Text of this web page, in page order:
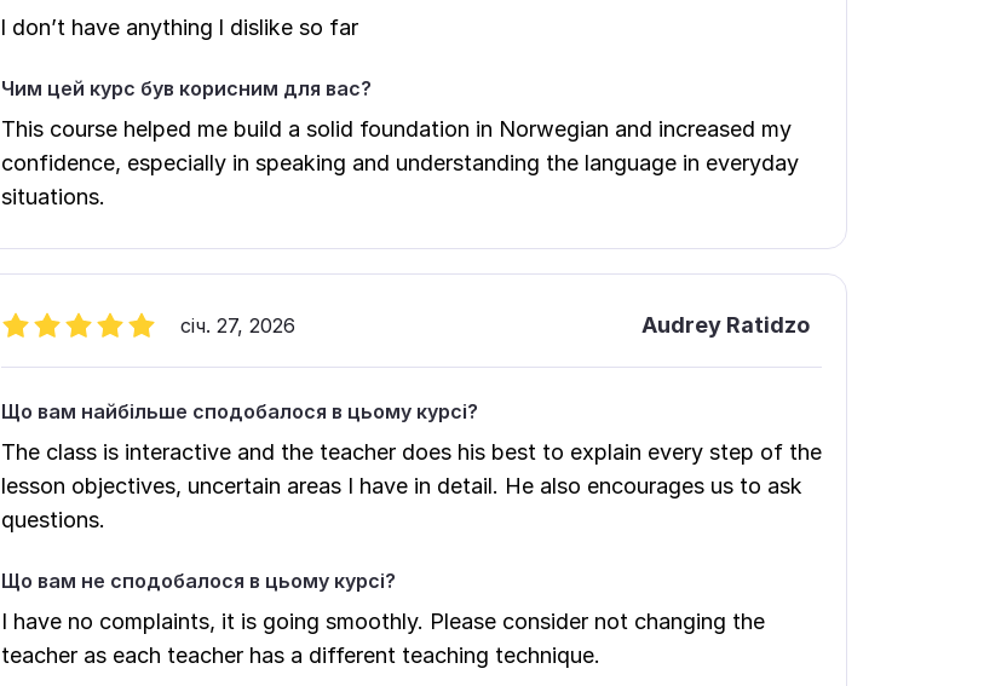
l don’t have anything l dislike so far
Чим цей курс був корисним для вас?
This course helped me build a solid foundation in Norwegian and increased my
confidence, especially in speaking and understanding the language in everyday
situations.
січ. 27, 2026 Audrey Ratidzo
Що вам найбільше сподобалося в цьому курсі?
The class is interactive and the teacher does his best to explain every step of the
lesson objectives, uncertain areas I have in detail. He also encourages us to ask
questions.
Що вам не сподобалося в цьому курсі?
I have no complaints, it is going smoothly. Please consider not changing the
teacher as each teacher has a different teaching technique.